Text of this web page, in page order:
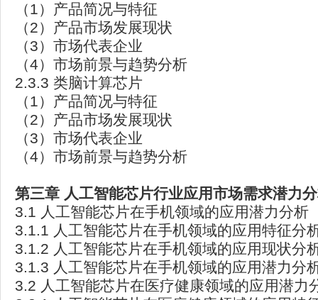
（1）产品简况与特征
（2）产品市场发展现状
（3）市场代表企业
（4）市场前景与趋势分析
2.3.3 类脑计算芯片
（1）产品简况与特征
（2）产品市场发展现状
（3）市场代表企业
（4）市场前景与趋势分析
第三章 人工智能芯片行业应用市场需求潜力
3.1 人工智能芯片在手机领域的应用潜力分析
3.1.1 人工智能芯片在手机领域的应用特征分
3.1.2 人工智能芯片在手机领域的应用现状分
3.1.3 人工智能芯片在手机领域的应用潜力分
3.2 人工智能芯片在医疗健康领域的应用潜力